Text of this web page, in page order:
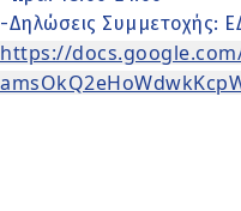
-Δηλώσεις Συμμετοχής:
https://